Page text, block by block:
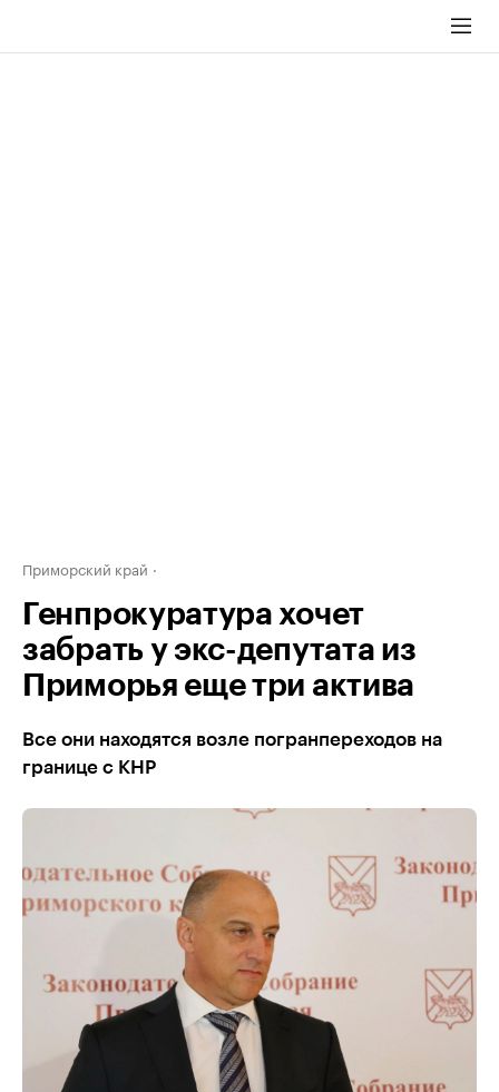
Приморский край
Генпрокуратура хочет
забрать у экс-депутата из
Приморья еще три актива
Все они находятся возле погранпереходов на
границе с КНР